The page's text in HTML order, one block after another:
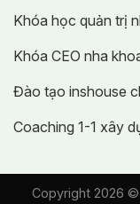
Khóa học quản trị
Khóa CEO nha
Đào tạo inshouse
Coaching 1-1 xây
Copyright 2026 ©